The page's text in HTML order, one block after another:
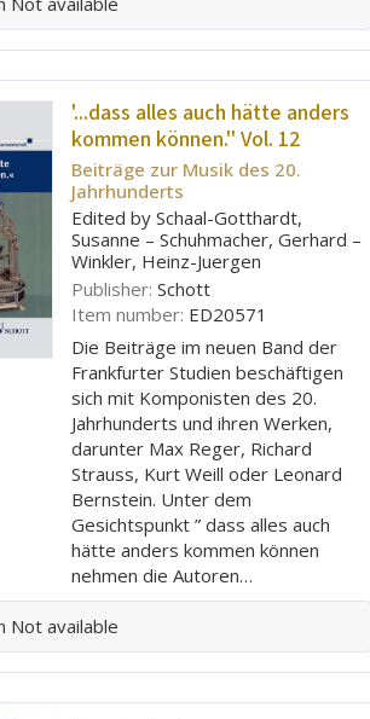
'...dass alles auch hätte anders
kommen können.'' Vol. 12
Beiträge zur Musik des 20.
Jahrhunderts
Edited by Schaal-Gotthardt,
Susanne – Schuhmacher, Gerhard –
Winkler, Heinz-Juergen
Publisher: Schott
Item number: ED20571
Die Beiträge im neuen Band der
Frankfurter Studien beschäftigen
sich mit Komponisten des 20.
Jahrhunderts und ihren Werken,
darunter Max Reger, Richard
Strauss, Kurt Weill oder Leonard
Bernstein. Unter dem
Gesichtspunkt ” dass alles auch
hätte anders kommen können
nehmen die Autoren…
Not available